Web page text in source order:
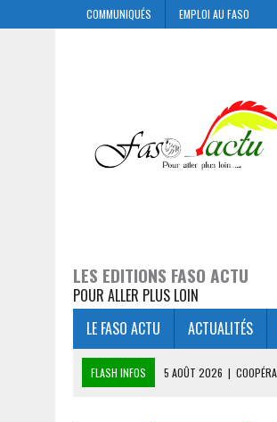
COMMUNIQUÉS EMPLOI AU FASO
LES EDITIONS FASO ACTU
POUR ALLER PLUS LOIN
LE FASO ACTU ACTUALITÉS
FLASH INFOS 5 AOÛT 2026 |